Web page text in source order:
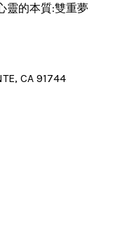
靈的本質:雙重夢
CA 91744